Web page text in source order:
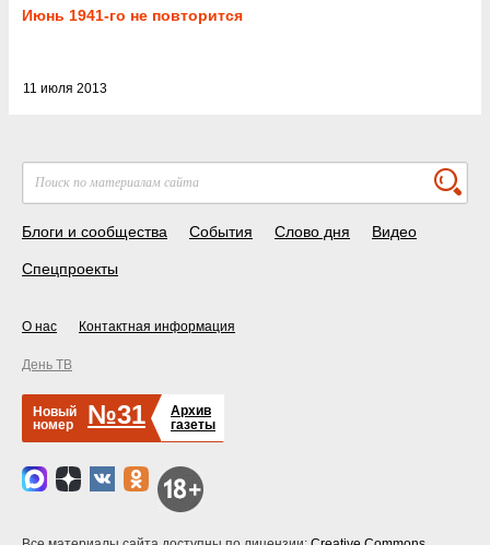
Июнь 1941-го не повторится
11 июля 2013
Блоги и сообщества События Слово дня Видео
Спецпроекты
О нас Контактная информация
День ТВ
Новый
номер
№31
Архив
газеты